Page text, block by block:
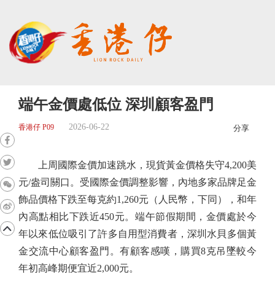
端午金價處低位 深圳顧客盈門
香港仔 P09 2026-06-22 分享
上周國際金價加速跳水，現貨黃金價格失守4,200美
元/盎司關口。受國際金價調整影響，內地多家品牌足金
飾品價格下跌至每克約1,260元（人民幣，下同），和年
內高點相比下跌近450元。端午節假期間，金價處於今
年以來低位吸引了許多自用型消費者，深圳水貝多個黃
金交流中心顧客盈門。有顧客感嘆，購買8克吊墜較今
年初高峰期便宜近2,000元。